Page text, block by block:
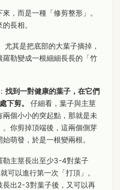
，而是一種「修剪整形」。
長相。
尤其是把底部的大葉子摘掉，
勒變成一根細細長長的「竹
找到一對健康的葉子，在它們
下剪。
仔細看，葉子與主莖
個小小的突起點，那就是未
你剪掉頂端後，這兩個側芽
萌發，於是一根變兩根。
勒主莖長出至少3-4對葉子
可以進行第一次「打頂」。
長出2-3對葉子後，又可以再